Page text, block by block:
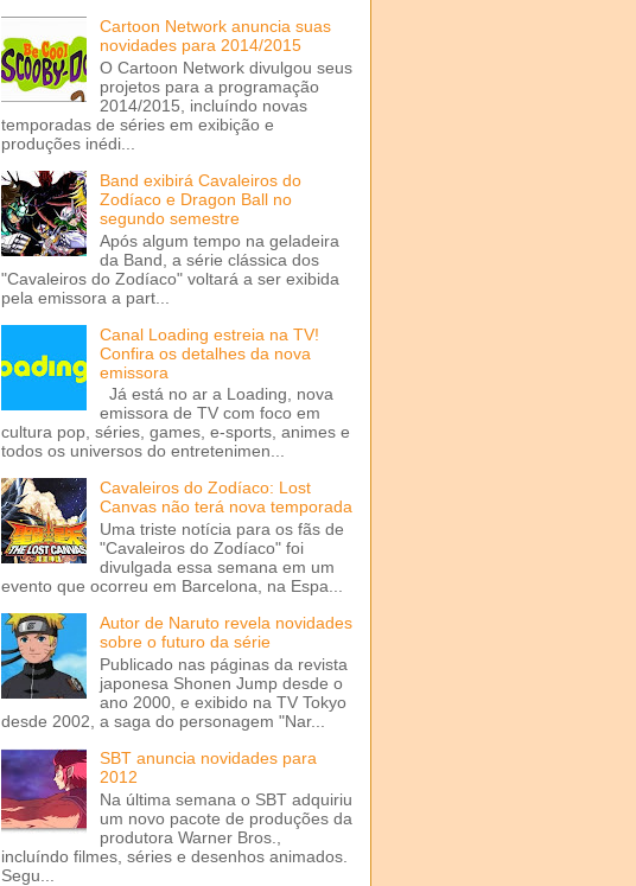
Cartoon Network anuncia suas
novidades para 2014/2015
O Cartoon Network divulgou seus
projetos para a programação
2014/2015, incluíndo novas
temporadas de séries em exibição e
produções inédi...
Band exibirá Cavaleiros do
Zodíaco e Dragon Ball no
segundo semestre
Após algum tempo na geladeira
da Band, a série clássica dos
"Cavaleiros do Zodíaco" voltará a ser exibida
pela emissora a part...
Canal Loading estreia na TV!
Confira os detalhes da nova
emissora
Já está no ar a Loading, nova
emissora de TV com foco em
cultura pop, séries, games, e-sports, animes e
todos os universos do entretenimen...
Cavaleiros do Zodíaco: Lost
Canvas não terá nova temporada
Uma triste notícia para os fãs de
"Cavaleiros do Zodíaco" foi
divulgada essa semana em um
evento que ocorreu em Barcelona, na Espa...
Autor de Naruto revela novidades
sobre o futuro da série
Publicado nas páginas da revista
japonesa Shonen Jump desde o
ano 2000, e exibido na TV Tokyo
desde 2002, a saga do personagem "Nar...
SBT anuncia novidades para
2012
Na última semana o SBT adquiriu
um novo pacote de produções da
produtora Warner Bros.,
incluíndo filmes, séries e desenhos animados.
Segu...